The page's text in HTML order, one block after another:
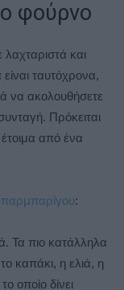
φούρνο
λαχταριστά και
ταυτόχρονα,
να ακολουθήσετε
Πρόκειται
από ένα
:
Τα πιο κατάλληλα
καπάκι, η ελιά, η
οποίο δίνει